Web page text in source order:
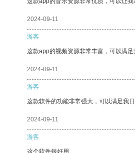
2024-09-11
游客
这款app的视频资源非常丰富，可以满足
2024-09-11
游客
这款软件的功能非常强大，可以满足我日
2024-09-11
游客
这个软件很好用